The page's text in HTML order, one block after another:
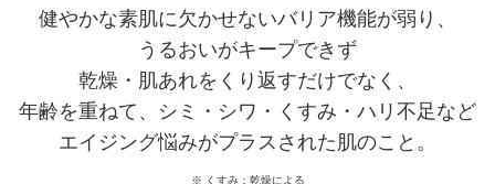
健やかな素肌に欠かせないバリア機能が弱り、
うるおいがキープできず
乾燥・肌あれをくり返すだけでなく、
年齢を重ねて、シミ・シワ・くすみ・ハリ不足など
エイジング悩みがプラスされた肌のこと。
※ くすみ：乾燥による